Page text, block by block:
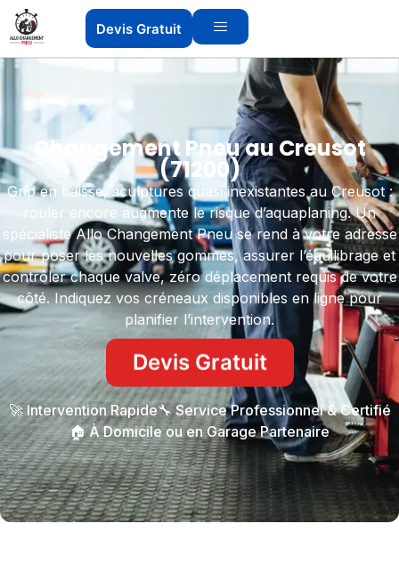
Devis Gratuit
Changement Pneu au Creusot
(71200)
Grip en baisse, sculptures quasi inexistantes au Creusot :
rouler encore augmente le risque d’aquaplaning. Un
spécialiste Allo Changement Pneu se rend à votre adresse
pour poser les nouvelles gommes, assurer l’équilibrage et
contrôler chaque valve, zéro déplacement requis de votre
côté. Indiquez vos créneaux disponibles en ligne pour
planifier l’intervention.
Devis Gratuit
🚀 Intervention Rapide🔧 Service Professionnel & Certifié
🏠 À Domicile ou en Garage Partenaire